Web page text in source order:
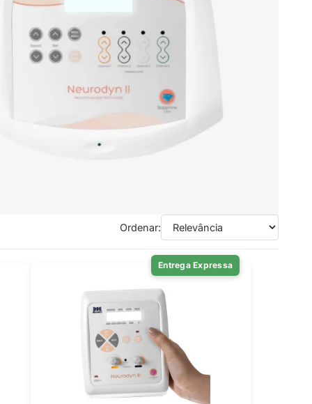
Ordenar:
Entrega Expressa